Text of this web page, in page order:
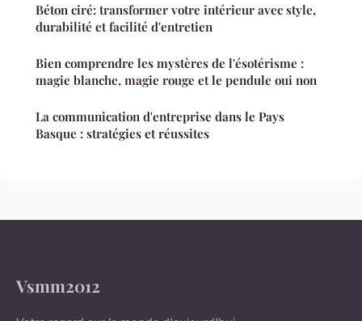
Béton ciré: transformer votre intérieur avec style,
durabilité et facilité d'entretien
Bien comprendre les mystères de l'ésotérisme :
magie blanche, magie rouge et le pendule oui non
La communication d'entreprise dans le Pays
Basque : stratégies et réussites
Vsmm2012